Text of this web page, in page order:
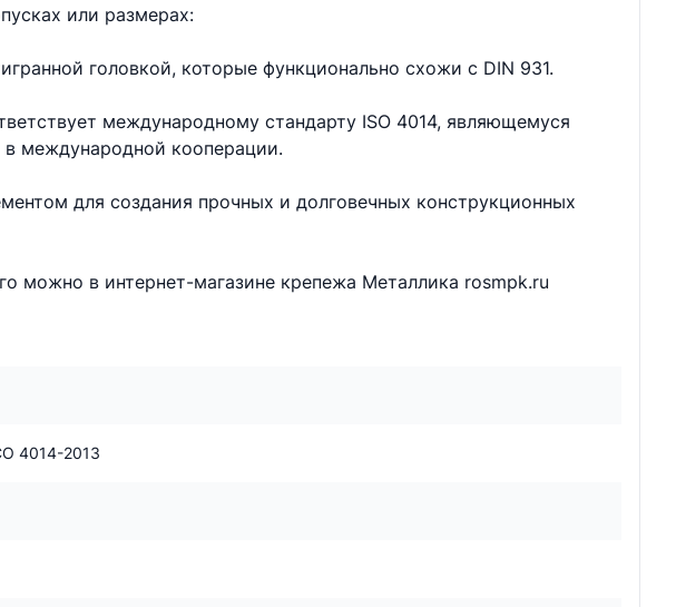
или размерах:
головкой, которые функционально схожи с DIN 931.
международному стандарту ISO 4014, являющемуся
в международной кооперации.
для создания прочных и долговечных конструкционных
можно в интернет-магазине крепежа Металлика rosmpk.ru
4014-2013